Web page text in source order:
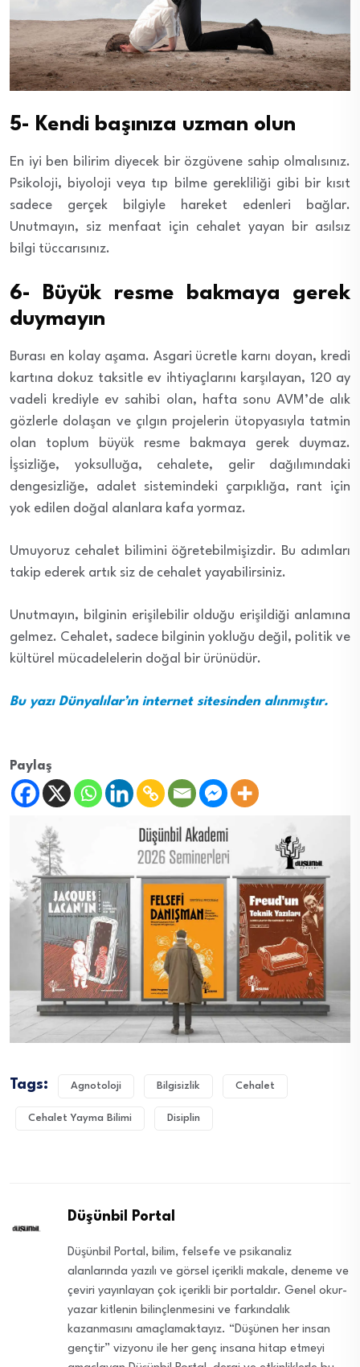
5- Kendi başınıza uzman olun
En iyi ben bilirim diyecek bir özgüvene sahip olmalısınız.
Psikoloji, biyoloji veya tıp bilme gerekliliği gibi bir kısıt
sadece gerçek bilgiyle hareket edenleri bağlar.
Unutmayın, siz menfaat için cehalet yayan bir asılsız
bilgi tüccarısınız.
6- Büyük resme bakmaya gerek
duymayın
Burası en kolay aşama. Asgari ücretle karnı doyan, kredi
kartına dokuz taksitle ev ihtiyaçlarını karşılayan, 120 ay
vadeli krediyle ev sahibi olan, hafta sonu AVM’de alık
gözlerle dolaşan ve çılgın projelerin ütopyasıyla tatmin
olan toplum büyük resme bakmaya gerek duymaz.
İşsizliğe, yoksulluğa, cehalete, gelir dağılımındaki
dengesizliğe, adalet sistemindeki çarpıklığa, rant için
yok edilen doğal alanlara kafa yormaz.
Umuyoruz cehalet bilimini öğretebilmişizdir. Bu adımları
takip ederek artık siz de cehalet yayabilirsiniz.
Unutmayın, bilginin erişilebilir olduğu erişildiği anlamına
gelmez. Cehalet, sadece bilginin yokluğu değil, politik ve
kültürel mücadelelerin doğal bir ürünüdür.
Bu yazı Dünyalılar’ın internet sitesinden alınmıştır.
Paylaş
Tags: Agnotoloji Bilgisizlik Cehalet
Cehalet Yayma Bilimi Disiplin
Düşünbil Portal
Düşünbil Portal, bilim, felsefe ve psikanaliz
alanlarında yazılı ve görsel içerikli makale, deneme ve
çeviri yayınlayan çok içerikli bir portaldır. Genel okur-
yazar kitlenin bilinçlenmesini ve farkındalık
kazanmasını amaçlamaktayız. “Düşünen her insan
gençtir” vizyonu ile her genç insana hitap etmeyi